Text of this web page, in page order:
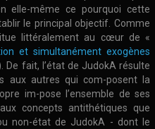
elle-même ce pourquoi cette
le principal objectif. Comme
littéralement au cœur de «
et simultanément exogènes
De fait, l’état de JudokA résulte
aux autres qui com-posent la
im-pose l’ensemble de ses
concepts antithétiques que
non-état de JudokA - dont le